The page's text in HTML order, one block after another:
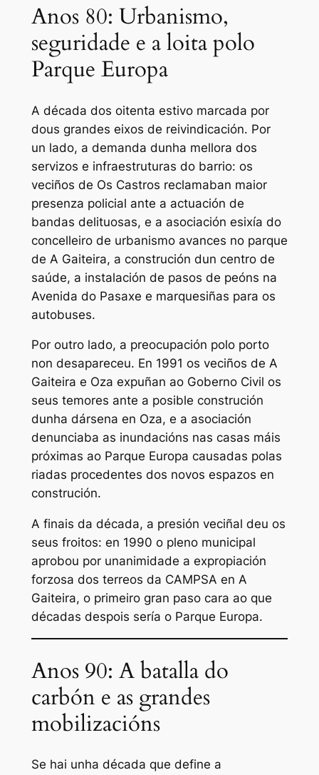
Anos 80: Urbanismo,
seguridade e a loita polo
Parque Europa
A década dos oitenta estivo marcada por
dous grandes eixos de reivindicación. Por
un lado, a demanda dunha mellora dos
servizos e infraestruturas do barrio: os
veciños de Os Castros reclamaban maior
presenza policial ante a actuación de
bandas delituosas, e a asociación esixía do
concelleiro de urbanismo avances no parque
de A Gaiteira, a construción dun centro de
saúde, a instalación de pasos de peóns na
Avenida do Pasaxe e marquesiñas para os
autobuses.
Por outro lado, a preocupación polo porto
non desapareceu. En 1991 os veciños de A
Gaiteira e Oza expuñan ao Goberno Civil os
seus temores ante a posible construción
dunha dársena en Oza, e a asociación
denunciaba as inundacións nas casas máis
próximas ao Parque Europa causadas polas
riadas procedentes dos novos espazos en
construción.
A finais da década, a presión veciñal deu os
seus froitos: en 1990 o pleno municipal
aprobou por unanimidade a expropiación
forzosa dos terreos da CAMPSA en A
Gaiteira, o primeiro gran paso cara ao que
décadas despois sería o Parque Europa.
Anos 90: A batalla do
carbón e as grandes
mobilizacións
Se hai unha década que define a